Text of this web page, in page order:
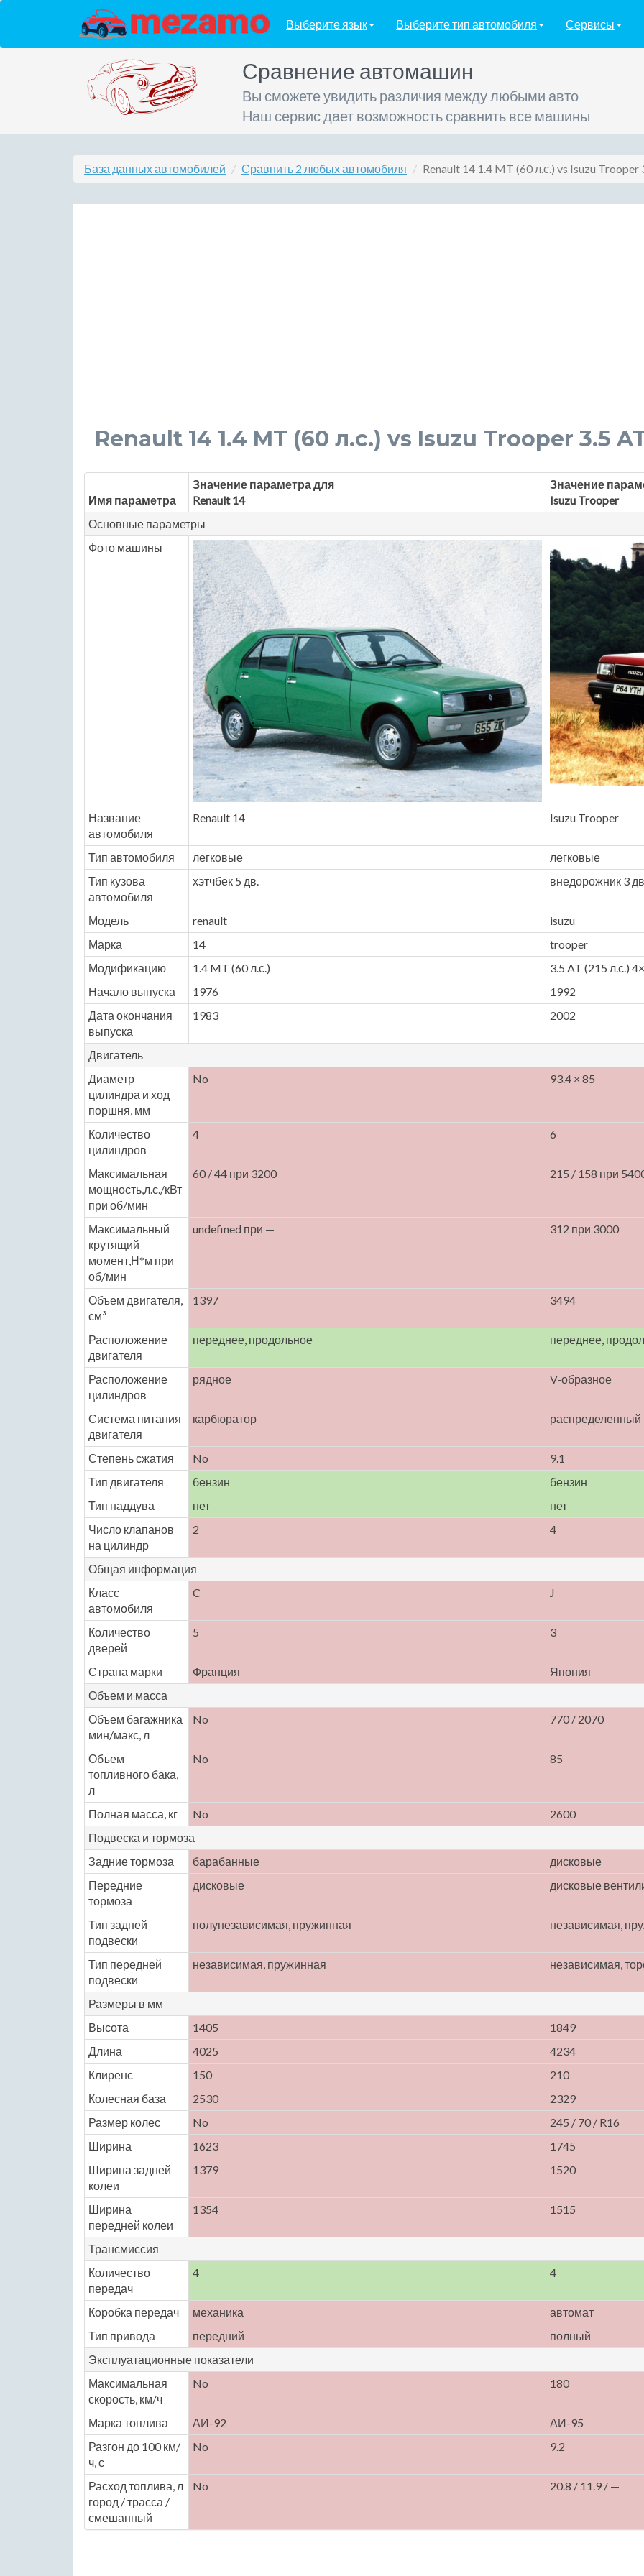
Выберите язык Выберите тип автомобиля Сервисы
Сравнение автомашин
Вы сможете увидить различия между любыми авто
Наш сервис дает возможность сравнить все машины
База данных автомобилей Сравнить 2 любых автомобиля Renault 14 1.4 MT (60 л.с.) vs Isuzu Trooper
Renault 14 1.4 MT (60 л.с.) vs Isuzu Trooper 3.5
Имя параметра
Значение параметра для
Renault 14
Значение
Isuzu Trooper
Основные параметры
Фото машины
Название
автомобиля
Renault 14 Isuzu Trooper
Тип автомобиля легковые
легковые
Тип кузова
автомобиля
хэтчбек 5 дв. внедорожник 3
Модель renault
isuzu
Марка
14
trooper
Модификацию
1.4 MT (60 л.с.)
3.5 AT (215 л.с.)
Начало выпуска
1976
1992
Дата окончания
выпуска
1983 2002
Двигатель
Диаметр
цилиндра и ход
поршня, мм
No 93.4 × 85
Количество
цилиндров
4 6
Максимальная
мощность,л.с./кВт
при об/мин
60 / 44 при 3200 215 / 158 при
Максимальный
крутящий
момент,Н*м при
об/мин
undefined при — 312 при 3000
Объем двигателя,
см³
1397 3494
Расположение
двигателя
переднее, продольное переднее,
Расположение
цилиндров
рядное V-образное
Система питания
двигателя
карбюратор распределенный
Степень сжатия No
9.1
Тип двигателя
бензин
бензин
Тип наддува
нет
нет
Число клапанов
на цилиндр
2 4
Общая информация
Класс
автомобиля
C J
Количество
дверей
5 3
Страна марки Франция
Япония
Объем и масса
Объем багажника
мин/макс, л
No 770 / 2070
Объем
топливного бака,
л
No 85
Полная масса, кг No
2600
Подвеска и тормоза
Задние тормоза
барабанные
дисковые
Передние
тормоза
дисковые дисковые
Тип задней
подвески
полунезависимая, пружинная независимая,
Тип передней
подвески
независимая, пружинная независимая,
Размеры в мм
Высота
1405
1849
Длина
4025
4234
Клиренс
150
210
Колесная база
2530
2329
Размер колес
No
245 / 70 / R16
Ширина
1623
1745
Ширина задней
колеи
1379 1520
Ширина
передней колеи
1354 1515
Трансмиссия
Количество
передач
4 4
Коробка передач механика
автомат
Тип привода
передний
полный
Эксплуатационные показатели
Максимальная
скорость, км/ч
No 180
Марка топлива АИ-92
АИ-95
Разгон до 100 км/
ч, с
No 9.2
Расход топлива, л
город / трасса /
смешанный
No 20.8 / 11.9 / —